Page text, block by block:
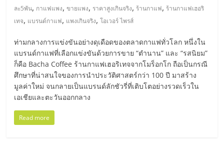
มอี
ไทย,
SMEs,
แฟ
รน
ละ5พัน, กาแฟแพง,ขายแพง, ราคาสูงเกินจริง, ร้านกาแฟ, ร้านกาแฟเฮอริ
เทจ, แบรนด์กาแฟ, แพงเกินจริง,โอเวอร์ ไพรส์
ท่ามกลางการแข่งขันอย่างดุเดือดของตลาดกาแฟทั่วโลก หนึ่งใน
แบรนด์กาแฟที่เลือกแข่งขันด้วยการขาย “ตำนาน” และ “รสนิยม”
ก็คือ Bacha Coffee ร้านกาแฟเฮอริเทจจากโมร็อกโก ถือเป็นกรณี
ศึกษาที่น่าสนใจของการนำประวัติศาสตร์กว่า 100 ปี มาสร้าง
มูลค่าใหม่ จนกลายเป็นแบรนด์ลักชัวรี่ที่เติบโตอย่างรวดเร็วใน
เอเชียและตะวันออกกลาง
Read more